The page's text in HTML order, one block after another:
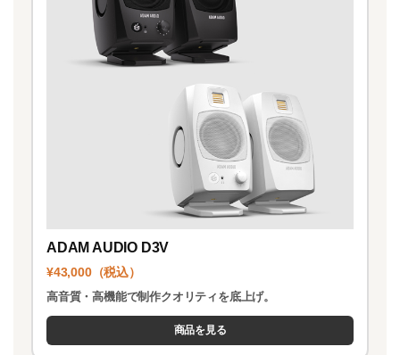
ADAM AUDIO D3V
¥43,000（税込）
高音質・高機能で制作クオリティを底上げ。
商品を見る